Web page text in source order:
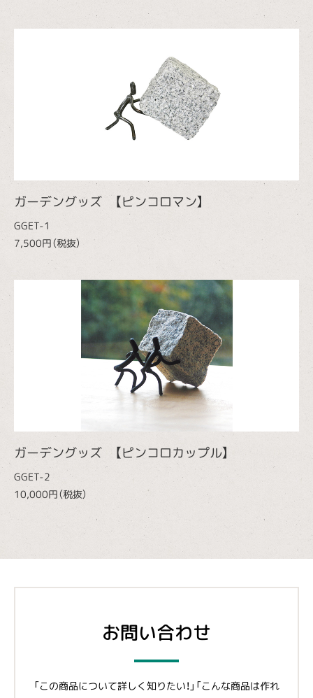
ガーデングッズ 【ピンコロマン】
GGET-1
7,500円（税抜）
ガーデングッズ 【ピンコロカップル】
GGET-2
10,000円（税抜）
お問い合わせ
「この商品について詳しく知りたい！」「こんな商品は作れ